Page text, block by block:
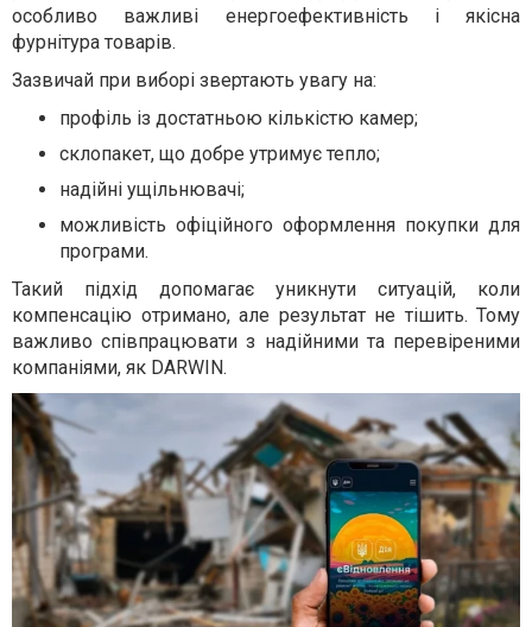
особливо важливі енергоефективність і якісна
фурнітура товарів.
Зазвичай при виборі звертають увагу на:
профіль із достатньою кількістю камер;
склопакет, що добре утримує тепло;
надійні ущільнювачі;
можливість офіційного оформлення покупки для
програми.
Такий підхід допомагає уникнути ситуацій, коли
компенсацію отримано, але результат не тішить. Тому
важливо співпрацювати з надійними та перевіреними
компаніями, як DARWIN.